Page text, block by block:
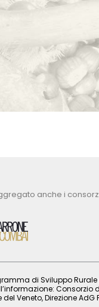
anche i
di Sviluppo Rurale
Consorzio
Veneto, Direzione AdG